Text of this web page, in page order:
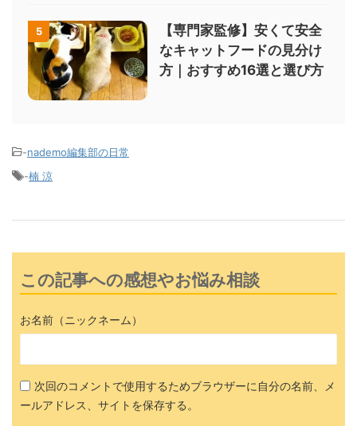
5
【専門家監修】安くて安全
なキャットフードの見分け
方｜おすすめ16選と選び方
-nademo編集部の日常
-楠 涼
この記事への感想やお悩み相談
お名前（ニックネーム）
次回のコメントで使用するためブラウザーに自分の名前、メ
ールアドレス、サイトを保存する。